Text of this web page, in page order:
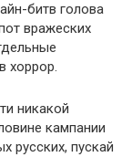
битв голова
вражеских
хоррор.
никакой
кампании
русских, пускай